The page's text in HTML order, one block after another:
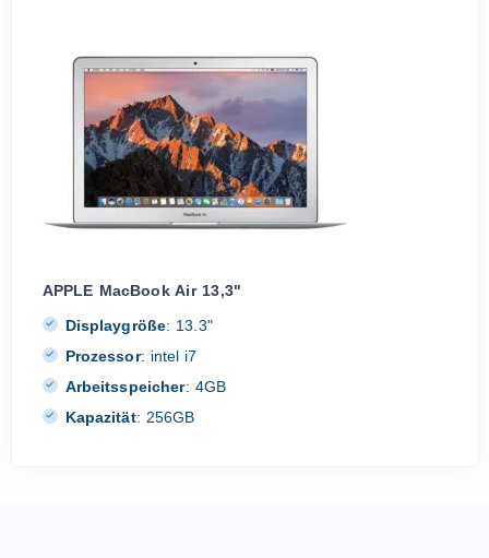
APPLE MacBook Air 13,3"
Displaygröße: 13.3"
Prozessor: intel i7
Arbeitsspeicher: 4GB
Kapazität: 256GB